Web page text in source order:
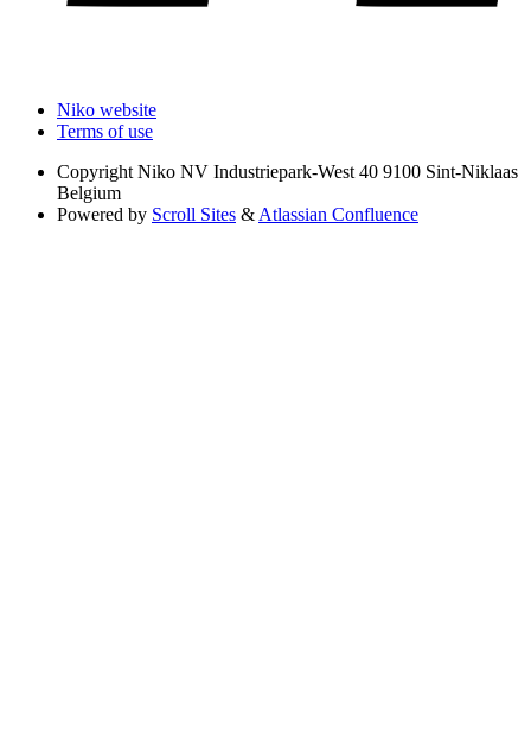
Niko website
Terms of use
Copyright Niko NV Industriepark-West 40 9100 Sint-Niklaas
Belgium
Powered by Scroll Sites & Atlassian Confluence